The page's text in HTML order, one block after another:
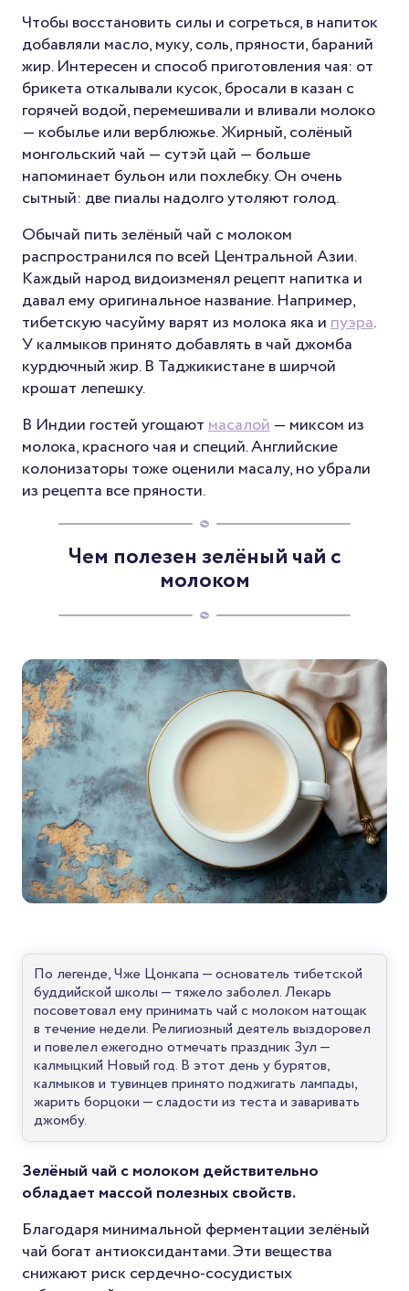
Чтобы восстановить силы и согреться, в напиток
добавляли масло, муку, соль, пряности, бараний
жир. Интересен и способ приготовления чая: от
брикета откалывали кусок, бросали в казан с
горячей водой, перемешивали и вливали молоко
— кобылье или верблюжье. Жирный, солёный
монгольский чай — сутэй цай — больше
напоминает бульон или похлебку. Он очень
сытный: две пиалы надолго утоляют голод.
Обычай пить зелёный чай с молоком
распространился по всей Центральной Азии.
Каждый народ видоизменял рецепт напитка и
давал ему оригинальное название. Например,
тибетскую часуйму варят из молока яка ипуэра.
У калмыков принято добавлять в чай джомба
курдючный жир. В Таджикистане в ширчой
крошат лепешку.
В Индии гостей угощаютмасалой— миксом из
молока, красного чая и специй. Английские
колонизаторы тоже оценили масалу, но убрали
из рецепта все пряности.
Чем полезен зелёный чай с
молоком
По легенде, Чже Цонкапа — основатель тибетской
буддийской школы — тяжело заболел. Лекарь
посоветовал ему принимать чай с молоком натощак
в течение недели. Религиозный деятель выздоровел
и повелел ежегодно отмечать праздник Зул —
калмыцкий Новый год. В этот день у бурятов,
калмыков и тувинцев принято поджигать лампады,
жарить борцоки — сладости из теста и заваривать
джомбу.
Зелёный чай с молоком действительно
обладает массой полезных свойств.
Благодаря минимальной ферментации зелёный
чай богат антиоксидантами. Эти вещества
снижают риск сердечно-сосудистых